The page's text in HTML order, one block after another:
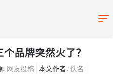
品牌突然火了？
: 网友投稿 本文作者: 佚名